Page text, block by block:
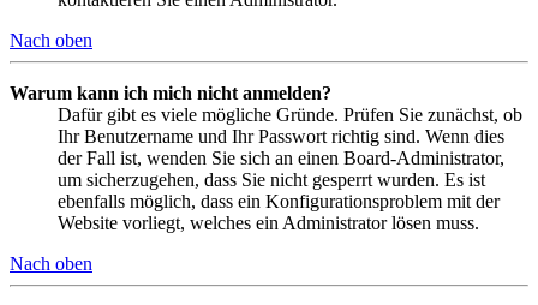
Nach oben
Warum kann ich mich nicht anmelden?
Dafür gibt es viele mögliche Gründe. Prüfen Sie zunächst, ob
Ihr Benutzername und Ihr Passwort richtig sind. Wenn dies
der Fall ist, wenden Sie sich an einen Board-Administrator,
um sicherzugehen, dass Sie nicht gesperrt wurden. Es ist
ebenfalls möglich, dass ein Konfigurationsproblem mit der
Website vorliegt, welches ein Administrator lösen muss.
Nach oben